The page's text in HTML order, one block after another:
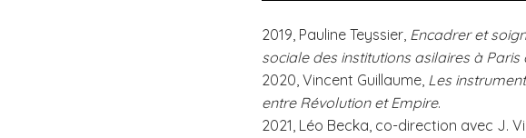
2019, Pauline Teyssier, Encadrer et
sociale des institutions asilaires à Paris
2020, Vincent Guillaume, Les
entre Révolution et Empire.
2021, Léo Becka, co-direction avec J.